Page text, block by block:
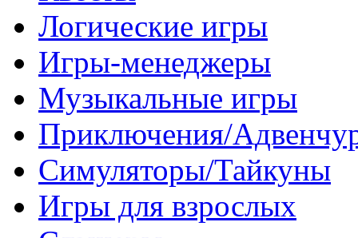
Логические игры
Игры-менеджеры
Музыкальные игры
Приключения/
Симуляторы/Тайкуны
Игры для взрослых